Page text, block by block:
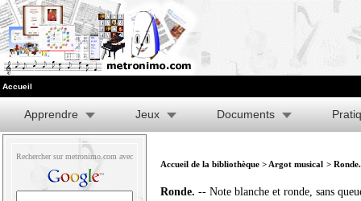
Accueil
Apprendre Jeux Documents
Rechercher sur metronimo.com avec
Accueil de la bibliothèque > Argot musical > Ronde.
Ronde. -- Note blanche et ronde, sans